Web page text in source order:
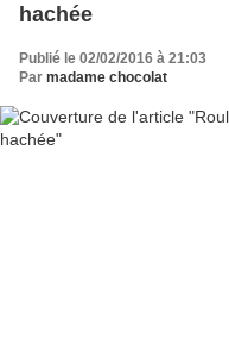
hachée
Publié le 02/02/2016 à 21:03
Par madame chocolat